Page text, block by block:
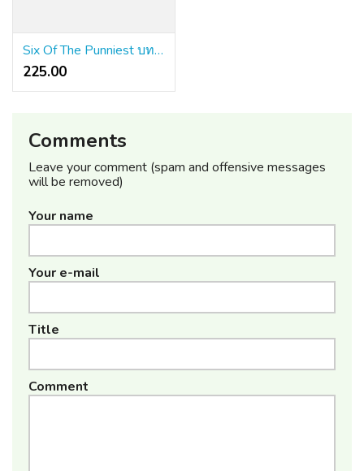
Six Of The Punniest บทความ คา สิ โน ออนไลน์ เว็บ ตรง Puns You can find
225.00 ₹
Comments
Leave your comment (spam and offensive messages
will be removed)
Your name
Your e-mail
Title
Comment